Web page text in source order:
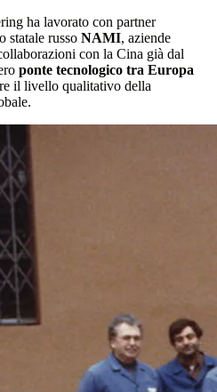
ha lavorato con partner
statale russo NAMI, aziende
con la Cina già dal
ponte tecnologico tra Europa
il livello qualitativo della